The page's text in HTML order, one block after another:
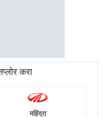
करा
महिंद्रा